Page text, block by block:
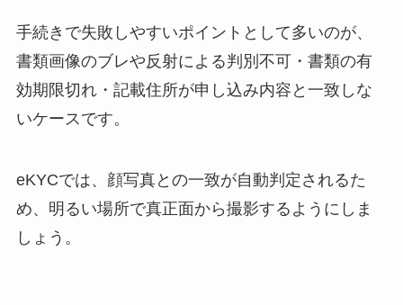
手続きで失敗しやすいポイントとして多いのが、
書類画像のブレや反射による判別不可・書類の有
効期限切れ・記載住所が申し込み内容と一致しな
いケースです。
eKYCでは、顔写真との一致が自動判定されるた
め、明るい場所で真正面から撮影するようにしま
しょう。